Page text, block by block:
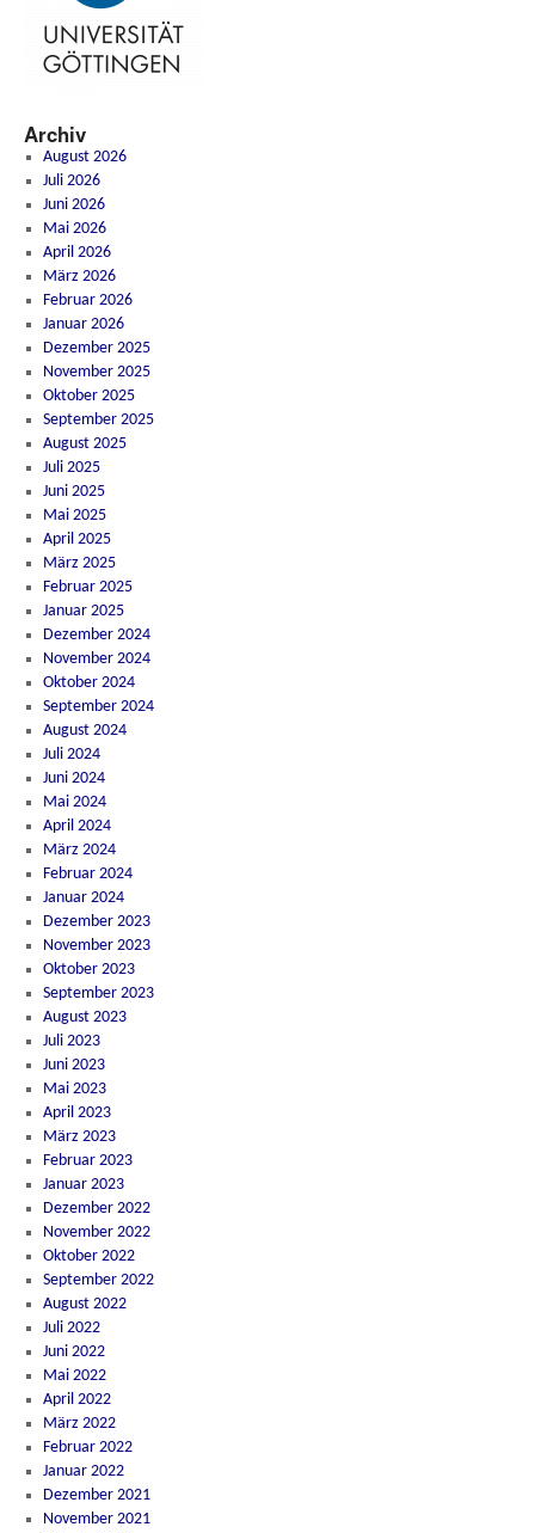
Archiv
August 2026
Juli 2026
Juni 2026
Mai 2026
April 2026
März 2026
Februar 2026
Januar 2026
Dezember 2025
November 2025
Oktober 2025
September 2025
August 2025
Juli 2025
Juni 2025
Mai 2025
April 2025
März 2025
Februar 2025
Januar 2025
Dezember 2024
November 2024
Oktober 2024
September 2024
August 2024
Juli 2024
Juni 2024
Mai 2024
April 2024
März 2024
Februar 2024
Januar 2024
Dezember 2023
November 2023
Oktober 2023
September 2023
August 2023
Juli 2023
Juni 2023
Mai 2023
April 2023
März 2023
Februar 2023
Januar 2023
Dezember 2022
November 2022
Oktober 2022
September 2022
August 2022
Juli 2022
Juni 2022
Mai 2022
April 2022
März 2022
Februar 2022
Januar 2022
Dezember 2021
November 2021